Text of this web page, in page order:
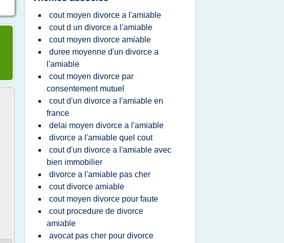
cout moyen divorce a l'amiable
cout d un divorce a l'amiable
cout moyen divorce amiable
duree moyenne d'un divorce a
l'amiable
cout moyen divorce par
consentement mutuel
cout d'un divorce a l'amiable en
france
delai moyen divorce a l'amiable
divorce a l'amiable quel cout
cout d'un divorce a l'amiable avec
bien immobilier
divorce a l'amiable pas cher
cout divorce amiable
cout moyen divorce pour faute
cout procedure de divorce
amiable
avocat pas cher pour divorce